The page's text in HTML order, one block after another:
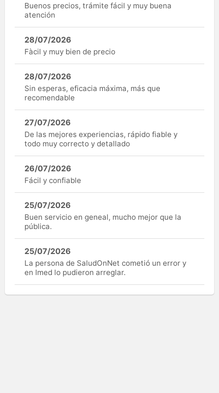
Buenos precios, trámite fácil y muy buena
atención
28/07/2026
Fàcil y muy bien de precio
28/07/2026
Sin esperas, eficacia máxima, más que
recomendable
27/07/2026
De las mejores experiencias, rápido fiable y
todo muy correcto y detallado
26/07/2026
Fácil y confiable
25/07/2026
Buen servicio en geneal, mucho mejor que la
pública.
25/07/2026
La persona de SaludOnNet cometió un error y
en Imed lo pudieron arreglar.